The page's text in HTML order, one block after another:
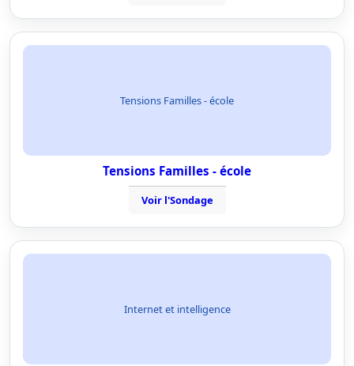
Tensions Familles - école
Tensions Familles - école
Voir l'Sondage
Internet et intelligence